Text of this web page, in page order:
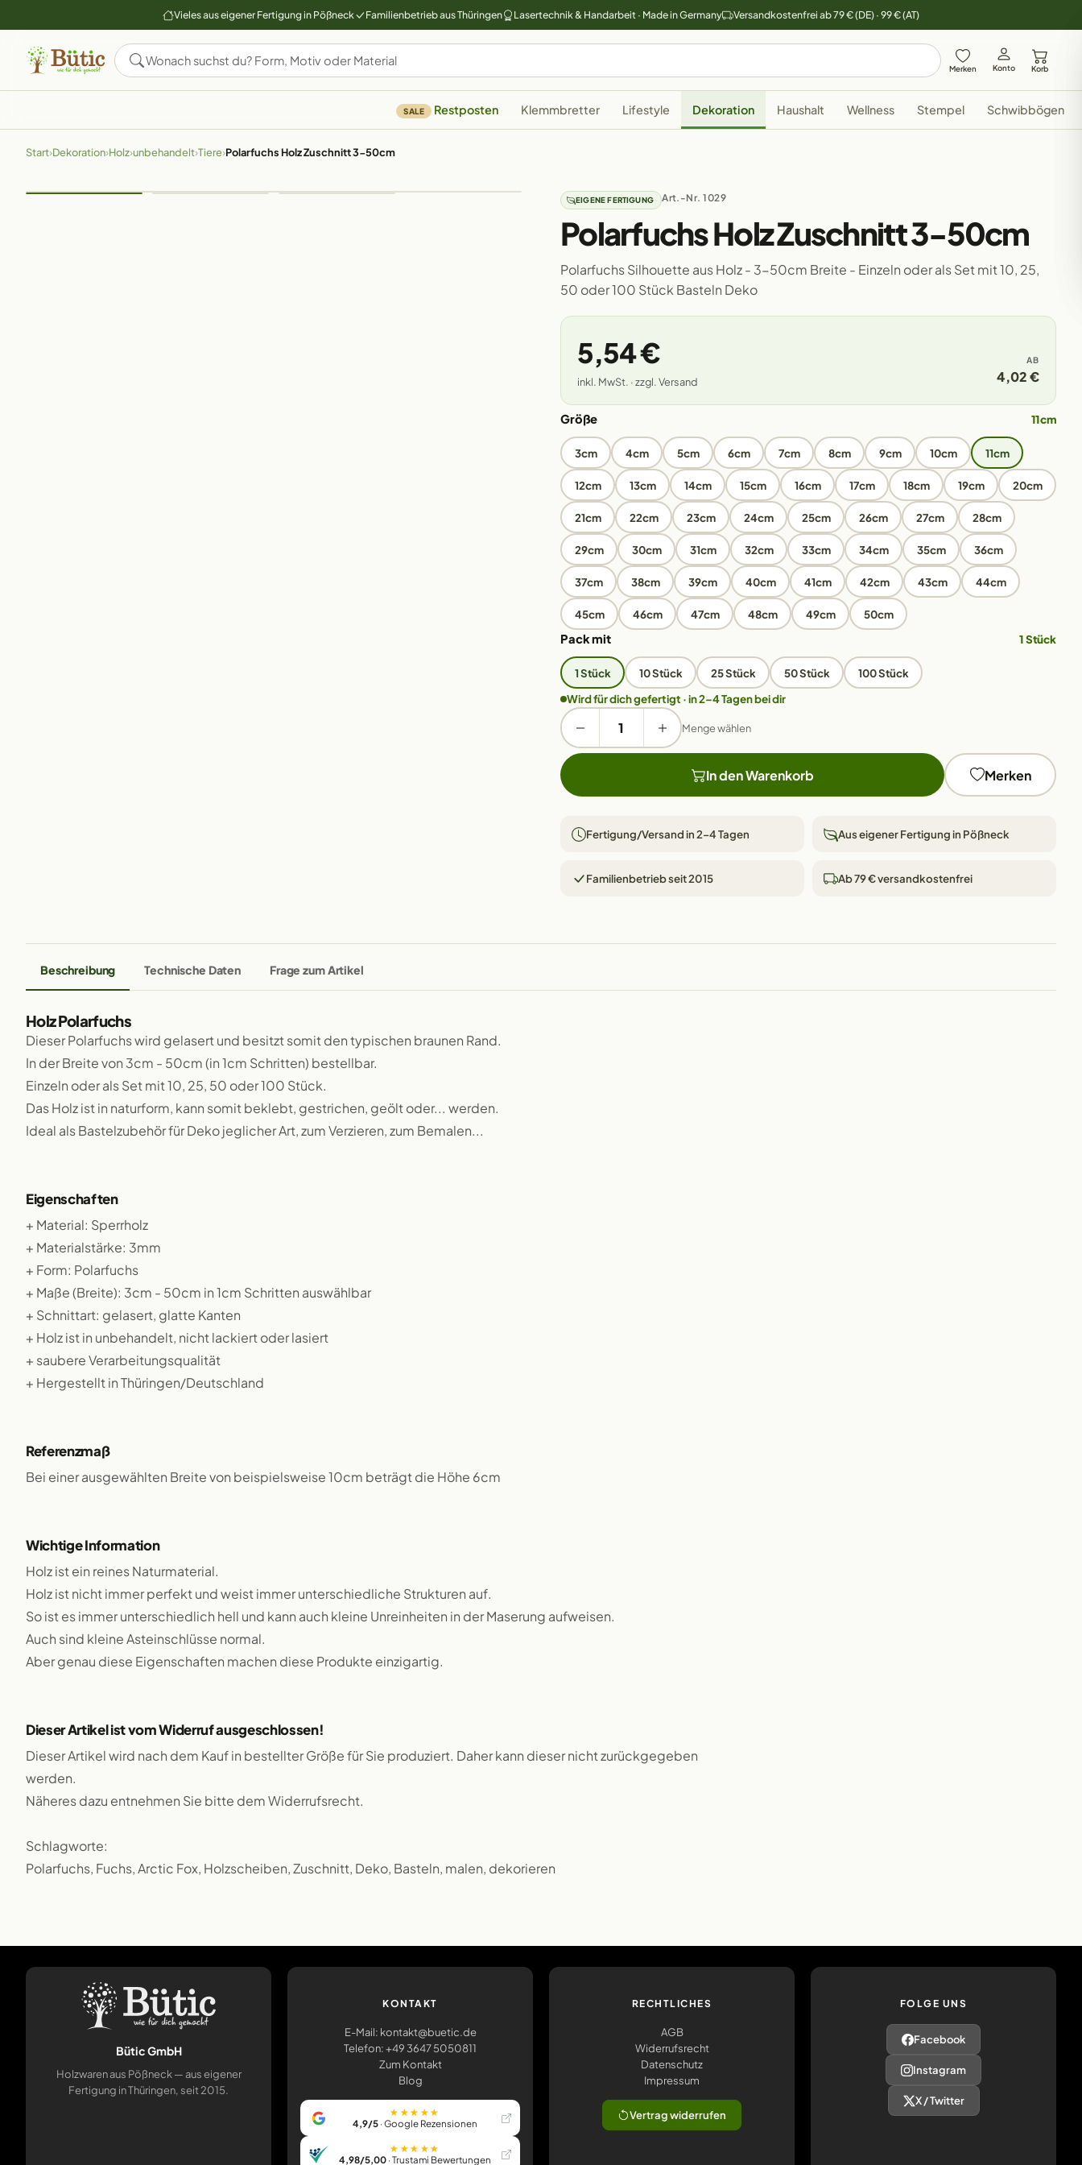
Vieles aus eigener Fertigung in Pößneck Familienbetrieb aus Thüringen Lasertechnik & Handarbeit · Made in Germany Versandkostenfrei ab 79 € (DE) · 99 € (AT)
Merken Konto Korb
SALE Restposten Klemmbretter Lifestyle Dekoration Haushalt Wellness Stempel Schwibbögen
Start›Dekoration›Holz›unbehandelt›Tiere›Polarfuchs Holz Zuschnitt 3-50cm
EIGENE FERTIGUNG Art.-Nr. 1029
Polarfuchs Holz Zuschnitt 3-50cm
Polarfuchs Silhouette aus Holz - 3-50cm Breite - Einzeln oder als Set mit 10, 25,
50 oder 100 Stück Basteln Deko
5,54 €
inkl. MwSt. · zzgl. Versand
AB
4,02 €
Größe 11cm
3cm 4cm 5cm 6cm 7cm 8cm 9cm 10cm 11cm
12cm 13cm 14cm 15cm 16cm 17cm 18cm 19cm 20cm
21cm 22cm 23cm 24cm 25cm 26cm 27cm 28cm
29cm 30cm 31cm 32cm 33cm 34cm 35cm 36cm
37cm 38cm 39cm 40cm 41cm 42cm 43cm 44cm
45cm 46cm 47cm 48cm 49cm 50cm
Pack mit 1 Stück
1 Stück 10 Stück 25 Stück 50 Stück
100 Stück
Wird für dich gefertigt · in 2–4 Tagen bei dir
Menge wählen
In den Warenkorb Merken
Fertigung/Versand in 2–4 Tagen Aus eigener Fertigung in Pößneck
Familienbetrieb seit 2015 Ab 79 € versandkostenfrei
Beschreibung Technische Daten Frage zum Artikel
Holz Polarfuchs
Dieser Polarfuchs wird gelasert und besitzt somit den typischen braunen Rand.
In der Breite von 3cm - 50cm (in 1cm Schritten) bestellbar.
Einzeln oder als Set mit 10, 25, 50 oder 100 Stück.
Das Holz ist in naturform, kann somit beklebt, gestrichen, geölt oder... werden.
Ideal als Bastelzubehör für Deko jeglicher Art, zum Verzieren, zum Bemalen...
Eigenschaften
+ Material: Sperrholz
+ Materialstärke: 3mm
+ Form: Polarfuchs
+ Maße (Breite): 3cm - 50cm in 1cm Schritten auswählbar
+ Schnittart: gelasert, glatte Kanten
+ Holz ist in unbehandelt, nicht lackiert oder lasiert
+ saubere Verarbeitungsqualität
+ Hergestellt in Thüringen/Deutschland
Referenzmaß
Bei einer ausgewählten Breite von beispielsweise 10cm beträgt die Höhe 6cm
Wichtige Information
Holz ist ein reines Naturmaterial.
Holz ist nicht immer perfekt und weist immer unterschiedliche Strukturen auf.
So ist es immer unterschiedlich hell und kann auch kleine Unreinheiten in der Maserung aufweisen.
Auch sind kleine Asteinschlüsse normal.
Aber genau diese Eigenschaften machen diese Produkte einzigartig.
Dieser Artikel ist vom Widerruf ausgeschlossen!
Dieser Artikel wird nach dem Kauf in bestellter Größe für Sie produziert. Daher kann dieser nicht zurückgegeben
werden.
Näheres dazu entnehmen Sie bitte dem Widerrufsrecht.
Schlagworte:
Polarfuchs, Fuchs, Arctic Fox, Holzscheiben, Zuschnitt, Deko, Basteln, malen, dekorieren
Bütic GmbH
Holzwaren aus Pößneck — aus eigener
Fertigung in Thüringen, seit 2015.
KONTAKT
E-Mail: kontakt@buetic.de
Telefon: +49 3647 5050811
Zum Kontakt
Blog
★★★★★
4,9/5 · Google Rezensionen
★★★★★
4,98/5,00 · Trustami Bewertungen
RECHTLICHES
AGB
Widerrufsrecht
Datenschutz
Impressum
Vertrag widerrufen
FOLGE UNS
Facebook
Instagram
X / Twitter